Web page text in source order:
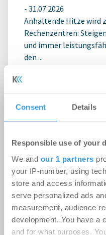
Consent Details
Responsible use of your
We and our 1 partners
your IP-number, using
store and access
serve personalized ads
measurement, audience
development. You have a
and for what purposes.
- 31.07.2026
Anhaltende Hitze wird
Rechenzentren:
und immer
den ...
2026 –
Verena Hubertz
Schirmherrin
- 08.07.2026
Login für den ganzen
registriert, erstellen
kostenlosen Account,